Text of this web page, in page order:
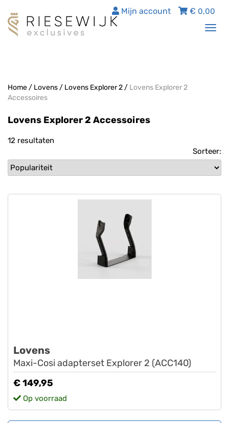
€ 0,00
Mijn account
Home/ Lovens/ Lovens Explorer 2/ Lovens Explorer 2
Accessoires
Lovens Explorer 2 Accessoires
12 resultaten
Sorteer:
Lovens
Maxi-Cosi adapterset Explorer 2 (ACC140)
€ 149,95
Op voorraad